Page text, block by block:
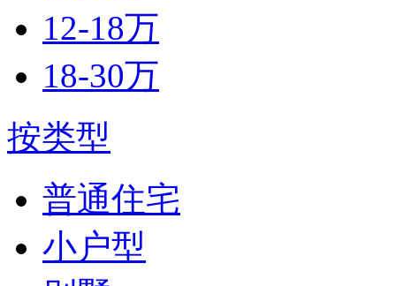
12-18万
18-30万
按类型
普通住宅
小户型